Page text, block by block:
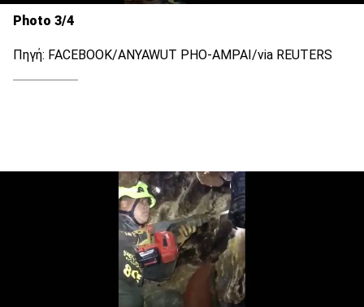
Photo 3/4
Πηγή: FACEBOOK/ANYAWUT PHO-AMPAI/via REUTERS